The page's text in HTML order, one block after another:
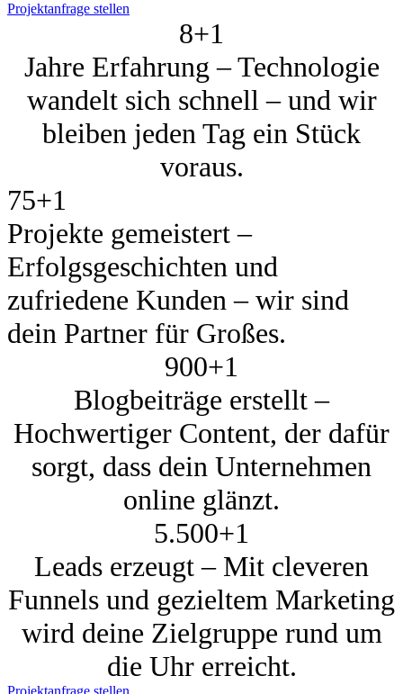
Projektanfrage stellen
8+1
Jahre Erfahrung – Technologie
wandelt sich schnell – und wir
bleiben jeden Tag ein Stück
voraus.
75+1
Projekte gemeistert –
Erfolgsgeschichten und
zufriedene Kunden – wir sind
dein Partner für Großes.
900+1
Blogbeiträge erstellt –
Hochwertiger Content, der dafür
sorgt, dass dein Unternehmen
online glänzt.
5.500+1
Leads erzeugt – Mit cleveren
Funnels und gezieltem Marketing
wird deine Zielgruppe rund um
die Uhr erreicht.
Projektanfrage stellen